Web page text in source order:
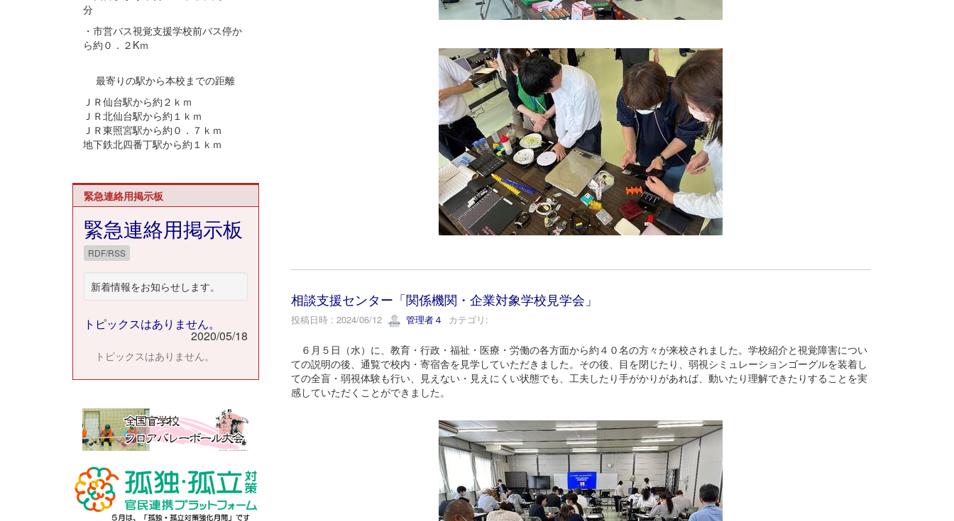
相談支援センター「関係機関・企業対象学校見学会」
投稿日時 : 2024/06/12 管理者４ カテゴリ:
６月５日（水）に、教育・行政・福祉・医療・労働の各方面から約４０名の方々が来校されました。学校紹介と視覚障害につい
ての説明の後、通覧で校内・寄宿舎を見学していただきました。その後、目を閉じたり、弱視シミュレーションゴーグルを装着し
ての全盲・弱視体験も行い、見えない・見えにくい状態でも、工夫したり手がかりがあれば、動いたり理解できたりすることを実
感していただくことができました。
分
・市営バス視覚支援学校前バス停か
ら約０．２Kｍ
最寄りの駅から本校までの距離
ＪＲ仙台駅から約２ｋｍ
ＪＲ北仙台駅から約１ｋｍ
ＪＲ東照宮駅から約０．７ｋｍ
地下鉄北四番丁駅から約１ｋｍ
緊急連絡用掲示板
緊急連絡用掲示板
RDF/RSS
新着情報をお知らせします。
トピックスはありません。
2020/05/18
トピックスはありません。